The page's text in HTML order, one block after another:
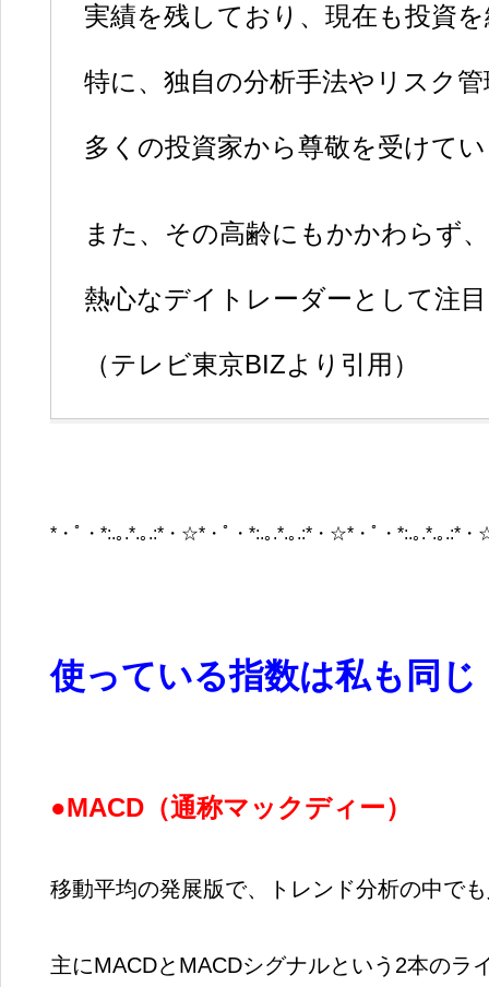
実績を残しており、現在も投資
特に、独自の分析手法やリスク
多くの投資家から尊敬を受けて
また、その高齢にもかかわらず、
熱心なデイトレーダーとして注
（テレビ東京BIZより引用）
*・ﾟ・*:.｡.*.｡.:*・☆*・ﾟ・*:.｡.*.｡.:*・☆*・ﾟ・*:.｡.*.｡.:*・
使っている指数は私も同じ
●MACD （通称マックディー）
移動平均の発展版で、トレンド分析の中で
主にMACDとMACDシグナルという2本のラ